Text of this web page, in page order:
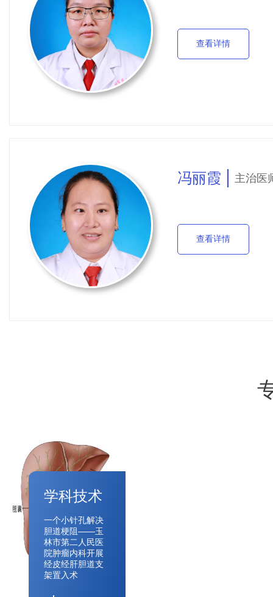
查看详情
冯丽霞 主治医
查看详情
学科技术
一个小针孔解决
胆道梗阻——玉
林市第二人民医
院肿瘤内科开展
经皮经肝胆道支
架置入术